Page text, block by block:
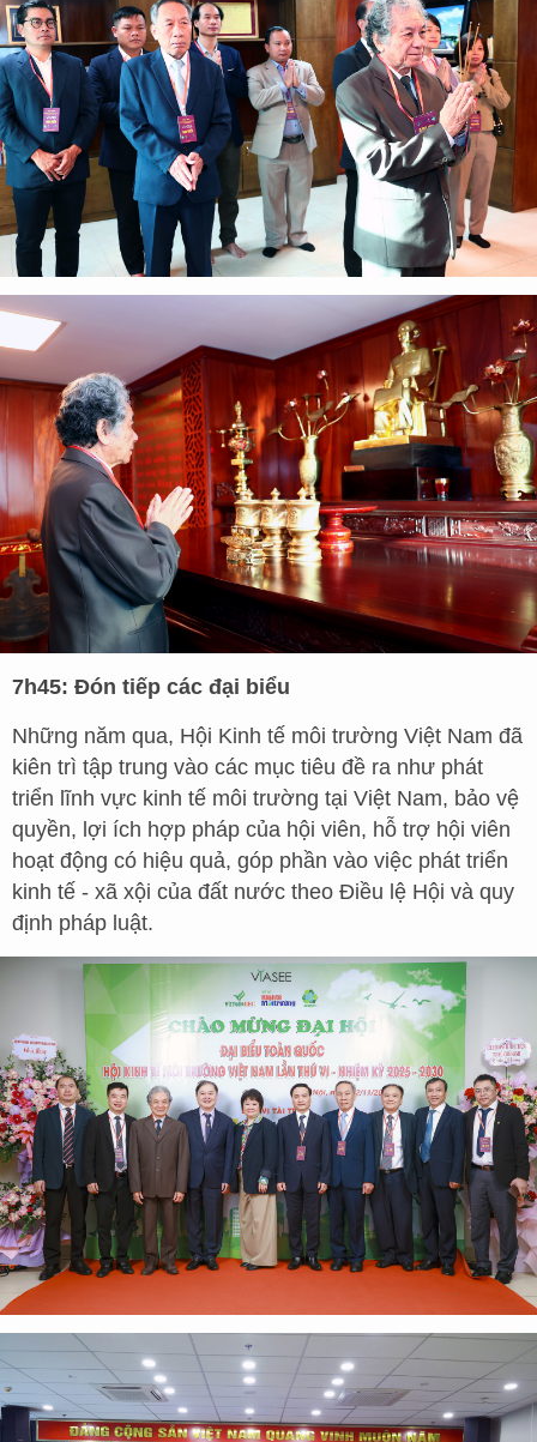
7h45: Đón tiếp các đại biểu
Những năm qua, Hội Kinh tế môi trường Việt Nam đã
kiên trì tập trung vào các mục tiêu đề ra như phát
triển lĩnh vực kinh tế môi trường tại Việt Nam, bảo vệ
quyền, lợi ích hợp pháp của hội viên, hỗ trợ hội viên
hoạt động có hiệu quả, góp phần vào việc phát triển
kinh tế - xã xội của đất nước theo Điều lệ Hội và quy
định pháp luật.